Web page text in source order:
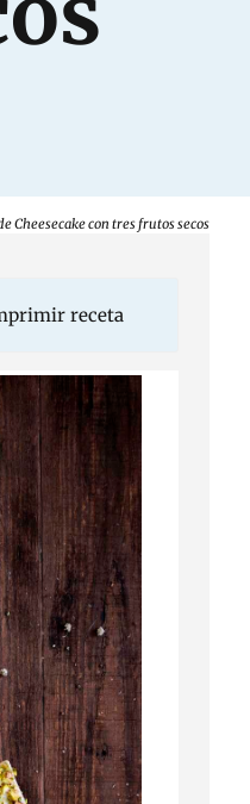
Cheesecake con tres frutos secos
receta